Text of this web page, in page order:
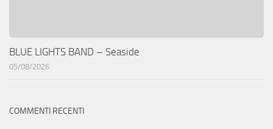
BLUE LIGHTS BAND – Seaside
05/08/2026
COMMENTI RECENTI